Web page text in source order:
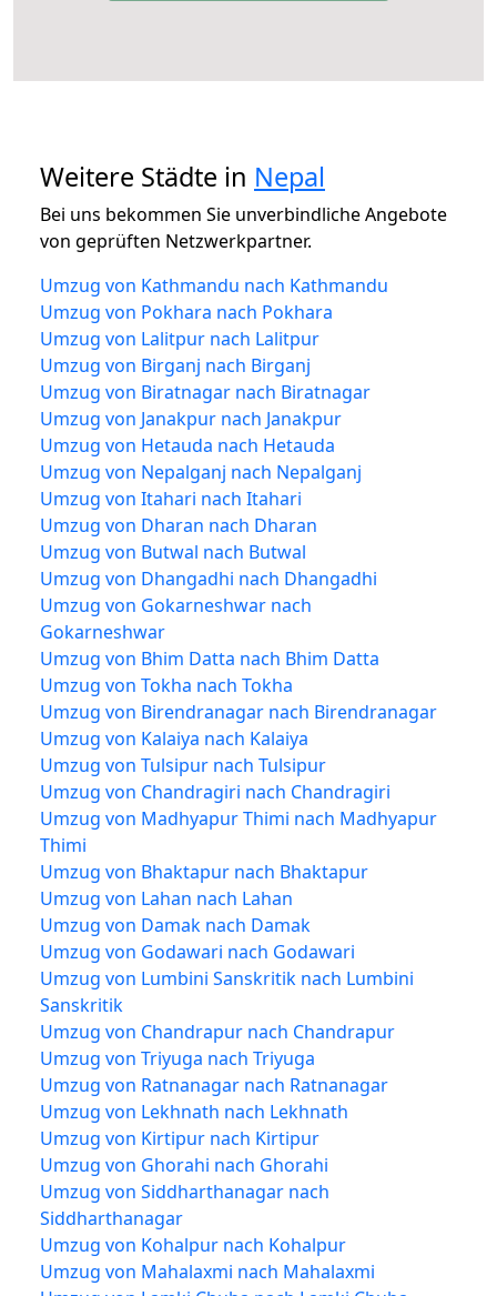
Weitere Städte in Nepal
Bei uns bekommen Sie unverbindliche Angebote
von geprüften Netzwerkpartner.
Umzug von Kathmandu nach Kathmandu
Umzug von Pokhara nach Pokhara
Umzug von Lalitpur nach Lalitpur
Umzug von Birganj nach Birganj
Umzug von Biratnagar nach Biratnagar
Umzug von Janakpur nach Janakpur
Umzug von Hetauda nach Hetauda
Umzug von Nepalganj nach Nepalganj
Umzug von Itahari nach Itahari
Umzug von Dharan nach Dharan
Umzug von Butwal nach Butwal
Umzug von Dhangadhi nach Dhangadhi
Umzug von Gokarneshwar nach
Gokarneshwar
Umzug von Bhim Datta nach Bhim Datta
Umzug von Tokha nach Tokha
Umzug von Birendranagar nach Birendranagar
Umzug von Kalaiya nach Kalaiya
Umzug von Tulsipur nach Tulsipur
Umzug von Chandragiri nach Chandragiri
Umzug von Madhyapur Thimi nach Madhyapur
Thimi
Umzug von Bhaktapur nach Bhaktapur
Umzug von Lahan nach Lahan
Umzug von Damak nach Damak
Umzug von Godawari nach Godawari
Umzug von Lumbini Sanskritik nach Lumbini
Sanskritik
Umzug von Chandrapur nach Chandrapur
Umzug von Triyuga nach Triyuga
Umzug von Ratnanagar nach Ratnanagar
Umzug von Lekhnath nach Lekhnath
Umzug von Kirtipur nach Kirtipur
Umzug von Ghorahi nach Ghorahi
Umzug von Siddharthanagar nach
Siddharthanagar
Umzug von Kohalpur nach Kohalpur
Umzug von Mahalaxmi nach Mahalaxmi